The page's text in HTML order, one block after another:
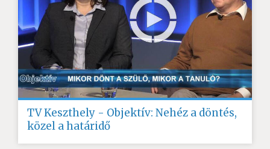
TV Keszthely - Objektív: Nehéz a döntés,
közel a határidő